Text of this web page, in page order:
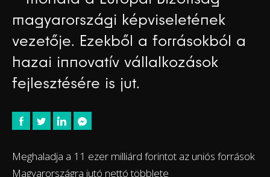
magyarországi képviseletének
vezetője. Ezekből a forrásokból a
hazai innovatív vállalkozások
fejlesztésére is jut.
Meghaladja a 11 ezer milliárd forintot az uniós források
Magyarországra jutó nettó többlete